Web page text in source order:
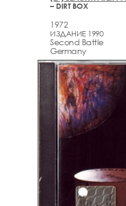
– DIRT BOX
1972
ИЗДАНИЕ 1990
Second Battle
Germany